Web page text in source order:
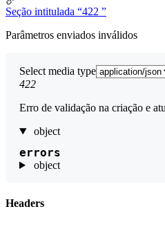
Seção intitulada “422 ”
Parâmetros enviados inválidos
Select media type
422
Erro de validação na criação e
object
errors
object
Headers